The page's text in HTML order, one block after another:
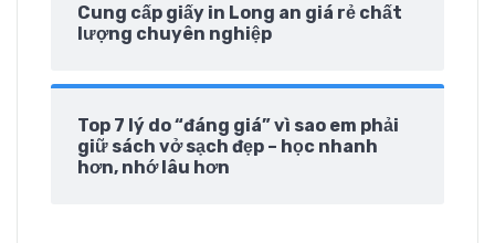
Cung cấp giấy in Long an giá rẻ chất
lượng chuyên nghiệp
Top 7 lý do “đáng giá” vì sao em phải
giữ sách vở sạch đẹp – học nhanh
hơn, nhớ lâu hơn